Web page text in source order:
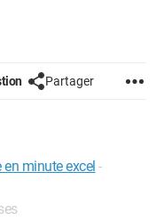
Partager
minute excel -